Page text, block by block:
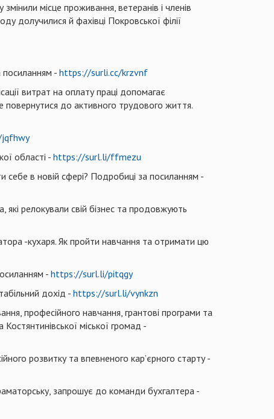
місце проживання, ветеранів і членів
долучилися й фахівці Покровської філії
посиланням - https://surli.cc/krzvnf
витрат на оплату праці допомагає
повернутися до активного трудового життя.
області - https://surl.li/ffmezu
в новій сфері? Подробиці за посиланням -
які релокували свій бізнес та продовжують
-кухаря. Як пройти навчання та отримати цю
- https://surl.li/pitqgy
дохід - https://surl.li/vynkzn
професійного навчання, грантові програми та
міської громад -
розвитку та впевненого кар’єрного старту -
запрошує до команди бухгалтера -